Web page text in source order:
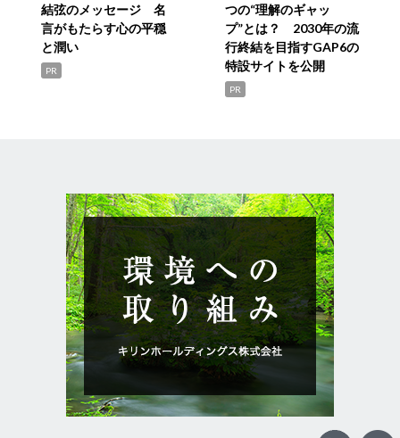
結弦のメッセージ 名
言がもたらす心の平穏
と潤い
PR
つの“理解のギャッ
プ”とは？ 2030年の流
行終結を目指すGAP6の
特設サイトを公開
PR